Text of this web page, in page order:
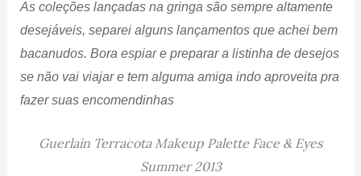
As coleções lançadas na gringa são sempre altamente
desejáveis, separei alguns lançamentos que achei bem
bacanudos. Bora espiar e preparar a listinha de desejos
se não vai viajar e tem alguma amiga indo aproveita pra
fazer suas encomendinhas
Guerlain Terracota Makeup Palette Face & Eyes
Summer 2013